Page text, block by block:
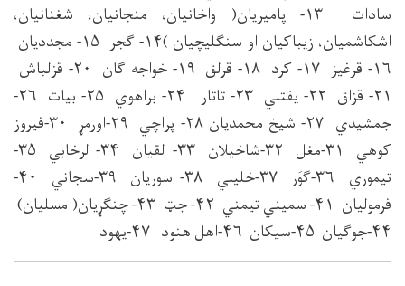
سادات ۱۳- پامیریان( واخانیان، منجانیان، شغنانیان،
اشکاشمیان، زیباکیان او سنګلیچیان )۱۴- ګجر ۱۵- مجددیان
۱۶- قرغیز ۱۷- کرد ۱۸- قرلق ۱۹- خواجه ګان ۲۰- قزلباش
۲۱- قزاق ۲۲- یفتلي ۲۳- تاتار ۲۴- براهوي ۲۵- بیات ۲۶-
جمشیدي ۲۷- شیخ محمدیان ۲۸- پراچي ۲۹-اورمړ ۳۰-فیروز
کوهي ۳۱-مغل ۳۲-شاخیلان ۳۳- لقیان ۳۴- لرخابي ۳۵-
تیموري ۳۶-ګوَر ۳۷-خلیلي ۳۸- سوریان ۳۹-سجاني ۴۰-
فرمولیان ۴۱- سمیني تیمني ۴۲- جټ ۴۳- چنګړیان( مسلیان)
۴۴-جوګیان ۴۵-سیکان ۴۶-اهل هنود ۴۷-یهود